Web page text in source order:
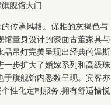
舰馆大门
传承风格。优雅的灰褐色与
馆量身设计的漆面古董家具与
吊灯完美呈现出经典的温斯
步扩大了婚嫁系列和高级珠
旗舰馆内悉数呈现。宾客亦
性化定制服务,拥有舒适愉悦